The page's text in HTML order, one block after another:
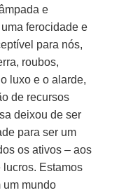
e
ferocidade e
para nós,
roubos,
luxo e o alarde,
de recursos
deixou de ser
para ser um
os ativos – aos
Estamos
um mundo